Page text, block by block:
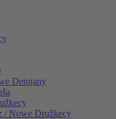
Demjany
/ Nowe Družkecy